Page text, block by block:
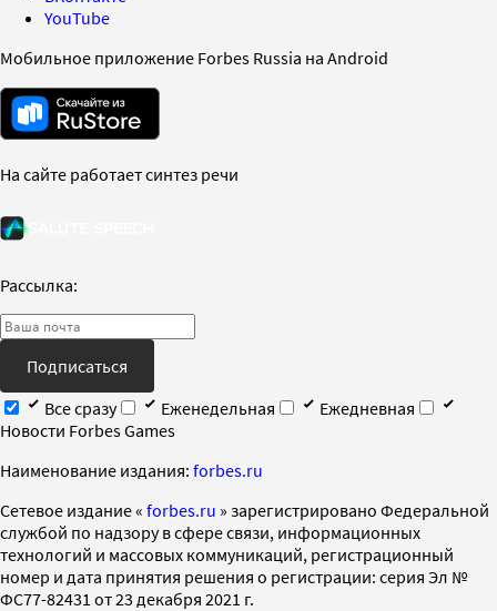
YouTube
Мобильное приложение Forbes Russia на Android
На сайте работает синтез речи
Рассылка:
Подписаться
Все сразу
Еженедельная
Ежедневная
Новости Forbes Games
Наименование издания: forbes.ru
Cетевое издание « forbes.ru » зарегистрировано Федеральной
службой по надзору в сфере связи, информационных
технологий и массовых коммуникаций, регистрационный
номер и дата принятия решения о регистрации: серия Эл №
ФС77-82431 от 23 декабря 2021 г.